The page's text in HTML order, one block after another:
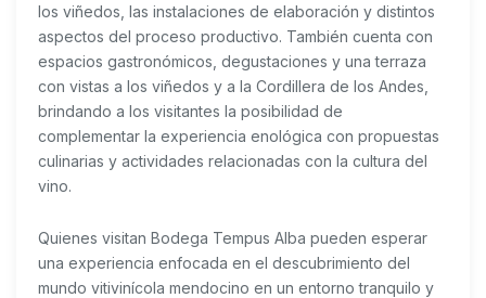
los viñedos, las instalaciones de elaboración y distintos
aspectos del proceso productivo. También cuenta con
espacios gastronómicos, degustaciones y una terraza
con vistas a los viñedos y a la Cordillera de los Andes,
brindando a los visitantes la posibilidad de
complementar la experiencia enológica con propuestas
culinarias y actividades relacionadas con la cultura del
vino.
Quienes visitan Bodega Tempus Alba pueden esperar
una experiencia enfocada en el descubrimiento del
mundo vitivinícola mendocino en un entorno tranquilo y